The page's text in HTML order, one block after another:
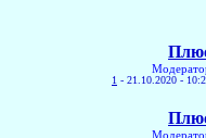
1 - 21.10.2020 -